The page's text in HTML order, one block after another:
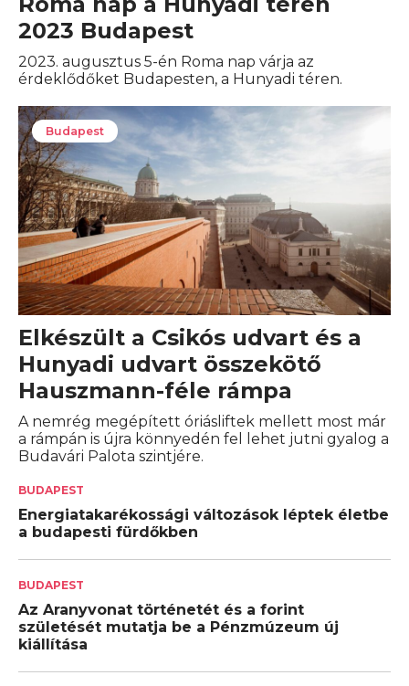
2023 Budapest
2023. augusztus 5-én Roma nap várja az
érdeklődőket Budapesten, a Hunyadi téren.
Budapest
Elkészült a Csikós udvart és a
Hunyadi udvart összekötő
Hauszmann-féle rámpa
A nemrég megépített óriásliftek mellett most már
a rámpán is újra könnyedén fel lehet jutni gyalog a
Budavári Palota szintjére.
BUDAPEST
Energiatakarékossági változások léptek életbe
a budapesti fürdőkben
BUDAPEST
Az Aranyvonat történetét és a forint
születését mutatja be a Pénzmúzeum új
kiállítása